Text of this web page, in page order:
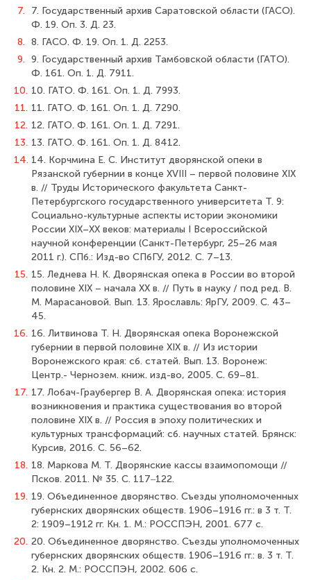
7.
7. Государственный архив Саратовской области (ГАСО).
Ф. 19. Оп. 3. Д. 23.
8. 8. ГАСО. Ф. 19. Оп. 1. Д. 2253.
9. 9. Государственный архив Тамбовской области (ГАТО).
Ф. 161. Оп. 1. Д. 7911.
10. 10. ГАТО. Ф. 161. Оп. 1. Д. 7993.
11. 11. ГАТО. Ф. 161. Оп. 1. Д. 7290.
12. 12. ГАТО. Ф. 161. Оп. 1. Д. 7291.
13. 13. ГАТО. Ф. 161. Оп. 1. Д. 8412.
14. 14. Корчмина Е. С. Институт дворянской опеки в
Рязанской губернии в конце XVIII – первой половине XIX
в. // Труды Исторического факультета Санкт-
Петербургского государственного университета Т. 9:
Социально-культурные аспекты истории экономики
России XIX–XX веков: материалы I Всероссийской
научной конференции (Санкт-Петербург, 25–26 мая
2011 г.). СПб.: Изд-во СПбГУ, 2012. С. 7–13.
15. 15. Леднева Н. К. Дворянская опека в России во второй
половине XIX – начала XX в. // Путь в науку / под ред. В.
М. Марасановой. Вып. 13. Ярославль: ЯрГУ, 2009. С. 43–
45.
16. 16. Литвинова Т. Н. Дворянская опека Воронежской
губернии в первой половине XIX в. // Из истории
Воронежского края: сб. статей. Вып. 13. Воронеж:
Центр.- Чернозем. книж. изд-во, 2005. С. 69–81.
17. 17. Лобач-Граубергер В. А. Дворянская опека: история
возникновения и практика существования во второй
половине XIX в. // Россия в эпоху политических и
культурных трансформаций: сб. научных статей. Брянск:
Курсив, 2016. С. 56–62.
18. 18. Маркова М. Т. Дворянские кассы взаимопомощи //
Псков. 2011. № 35. С. 117‒122.
19. 19. Объединенное дворянство. Съезды уполномоченных
губернских дворянских обществ. 1906–1916 гг.: в 3 т. Т.
2: 1909–1912 гг. Кн. 1. М.: РОССПЭН, 2001. 677 с.
20. 20. Объединенное дворянство. Съезды уполномоченных
губернских дворянских обществ. 1906–1916 гг.: в. 3 т. Т.
2. Кн. 2. М.: РОССПЭН, 2002. 606 с.